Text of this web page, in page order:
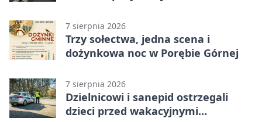
7 sierpnia 2026
Trzy sołectwa, jedna scena i
dożynkowa noc w Porębie Górnej
7 sierpnia 2026
Dzielnicowi i sanepid ostrzegali
dzieci przed wakacyjnymi